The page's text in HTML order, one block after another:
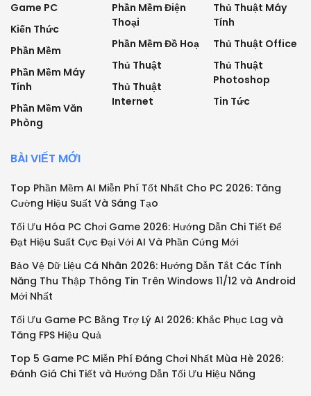
Game PC
Kiến Thức
Phần Mềm
Phần Mềm Máy
Tính
Phần Mềm Văn
Phòng
Phần Mềm Điện
Thoại
Phần Mềm Đồ Hoạ
Thủ Thuật
Thủ Thuật
Internet
Thủ Thuật Máy
Tính
Thủ Thuật Office
Thủ Thuật
Photoshop
Tin Tức
BÀI VIẾT MỚI
Top Phần Mềm AI Miễn Phí Tốt Nhất Cho PC 2026: Tăng
Cường Hiệu Suất Và Sáng Tạo
Tối Ưu Hóa PC Chơi Game 2026: Hướng Dẫn Chi Tiết Để
Đạt Hiệu Suất Cực Đại Với AI Và Phần Cứng Mới
Bảo Vệ Dữ Liệu Cá Nhân 2026: Hướng Dẫn Tắt Các Tính
Năng Thu Thập Thông Tin Trên Windows 11/12 và Android
Mới Nhất
Tối Ưu Game PC Bằng Trợ Lý AI 2026: Khắc Phục Lag và
Tăng FPS Hiệu Quả
Top 5 Game PC Miễn Phí Đáng Chơi Nhất Mùa Hè 2026:
Đánh Giá Chi Tiết và Hướng Dẫn Tối Ưu Hiệu Năng